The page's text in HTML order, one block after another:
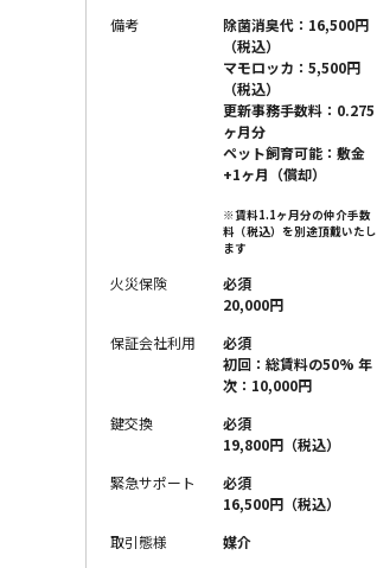
備考
除菌消臭代：16,500円
（税込）
マモロッカ：5,500円
（税込）
更新事務手数料：0.275
ヶ月分
ペット飼育可能：敷金
+1ヶ月（償却）
※賃料1.1ヶ月分の仲介手数
料（税込）を別途頂戴いたし
ます
火災保険
必須
20,000円
保証会社利用
必須
初回：総賃料の50% 年
次：10,000円
鍵交換
必須
19,800円（税込）
緊急サポート
必須
16,500円（税込）
取引態様
媒介